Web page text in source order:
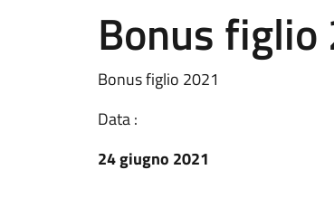
Bonus figlio
Bonus figlio 2021
Data :
24 giugno 2021